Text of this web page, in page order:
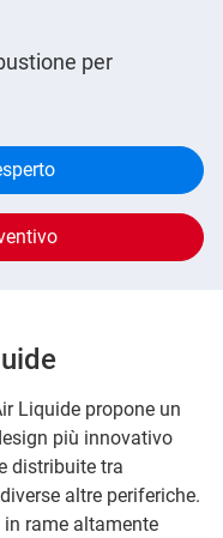
per
Liquide propone un
più innovativo
distribuite tra
altre periferiche.
in rame altamente